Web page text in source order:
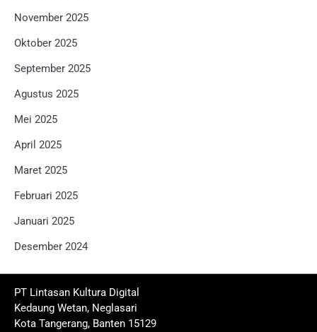
November 2025
Oktober 2025
September 2025
Agustus 2025
Mei 2025
April 2025
Maret 2025
Februari 2025
Januari 2025
Desember 2024
PT Lintasan Kultura Digital
Kedaung Wetan, Neglasari
Kota Tangerang, Banten 15129